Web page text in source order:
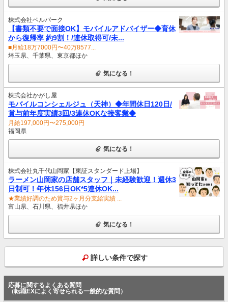
株式会社ベルパーク
【書類不要で面接OK】モバイルアドバイザー◆育休
から復帰率 約9割！/連休取得可/未...
■月給18万7000円〜40万8577...
埼玉県、千葉県、東京都ほか
気になる！
株式会社かがし屋
モバイルコンシェルジュ（天神）◆年間休日120日/
賞与前年度実績3回/3連休OKな接客業◆
月給197,000円〜275,000円
福岡県
気になる！
株式会社丸千代山岡家【東証スタンダード上場】
ラーメン山岡家の店舗スタッフ｜未経験歓迎！週休3
日制可！年休156日OK*5連休OK...
★業績好調のため賞与2ヶ月分支給実績 ...
富山県、石川県、福井県ほか
気になる！
詳しい条件で探す
応募に関するよくある質問
（転職EXによく寄せられる一般的な質問）